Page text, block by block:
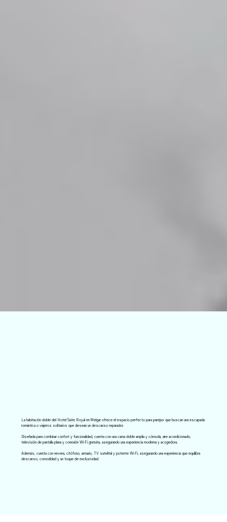
La habitación doble del Hotel Suite Royal en Melgar ofrece el espacio perfecto para parejas que buscan una escapada
romántica o viajeros solitarios que desean un descanso reparador.
Diseñada para combinar confort y funcionalidad, cuenta con una cama doble amplia y cómoda, aire acondicionado,
televisión de pantalla plana y conexión Wi-Fi gratuita, asegurando una experiencia moderna y acogedora.
Además, cuenta con nevera, citófono, armario, TV satelital y potente Wi-Fi, asegurando una experiencia que equilibra
descanso, comodidad y un toque de exclusividad.